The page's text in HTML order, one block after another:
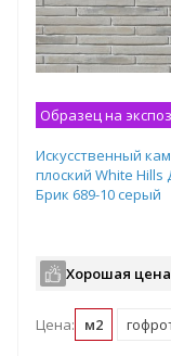
Образец на
Искусственный
плоский White
Брик 689-10 серый
Хорошая
Цена: м2